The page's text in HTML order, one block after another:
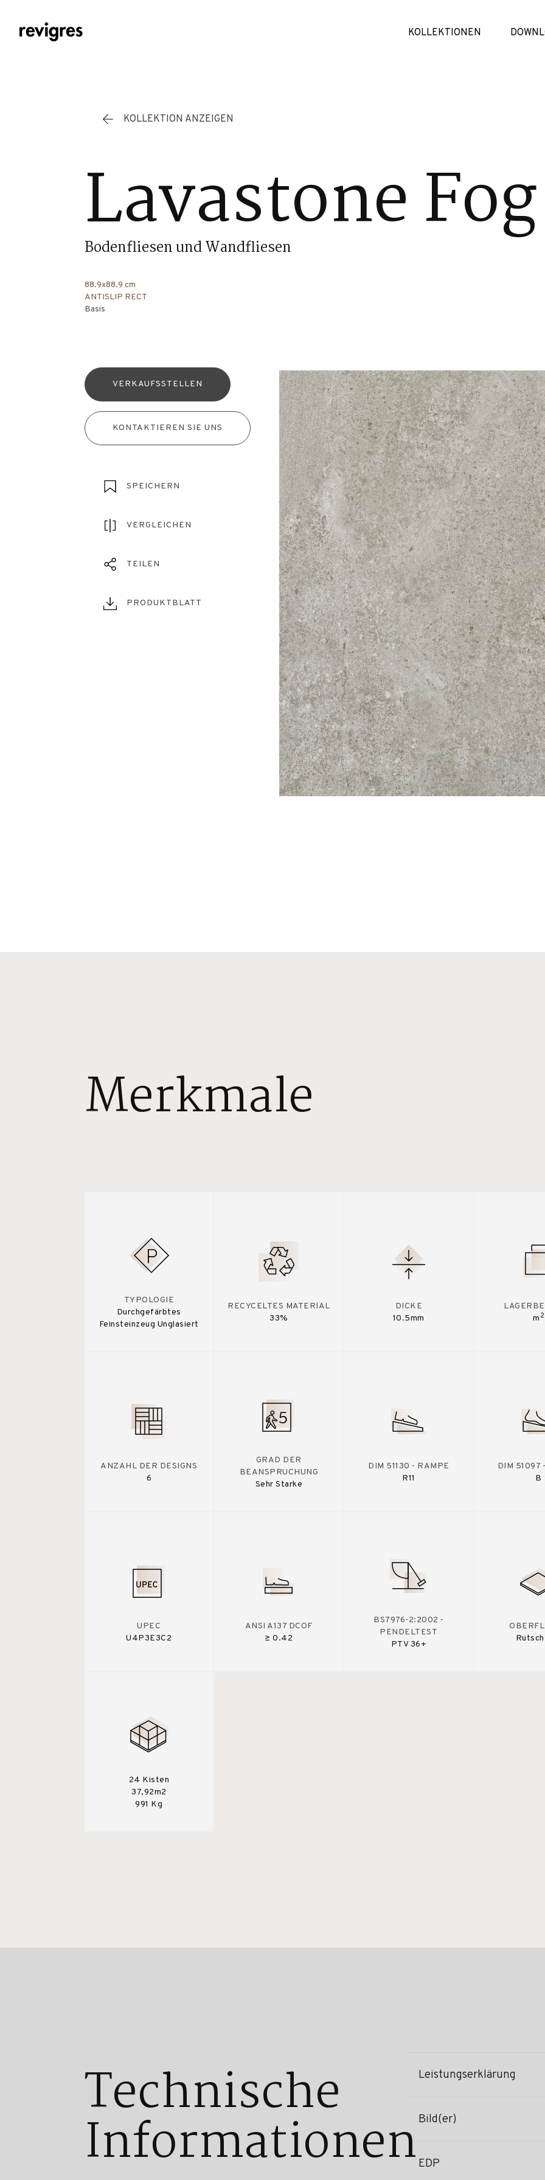
KOLLEKTIONEN
KOLLEKTION ANZEIGEN
Lavastone Fog
Bodenfliesen und Wandfliesen
88.9x88.9 cm
ANTISLIP RECT
Basis
VERKAUFSSTELLEN
KONTAKTIEREN SIE UNS
SPEICHERN
VERGLEICHEN
TEILEN
PRODUKTBLATT
Merkmale
TYPOLOGIE
Durchgefärbtes
Feinsteinzeug Unglasiert
RECYCELTES MATERIAL
33%
DICKE
10.5mm
m 2
ANZAHL DER DESIGNS
6
GRAD DER
BEANSPRUCHUNG
Sehr Starke
DIM 51130 - RAMPE
R11
DIM 51097
B
UPEC
U4P3E3C2
ANSI A137 DCOF
≥ 0.42
BS7976-2:2002 -
PENDELTEST
PTV 36+
24 Kisten
37,92m2
991 Kg
Technische
Informationen
Leistungserklärung
Bild(er)
EDP